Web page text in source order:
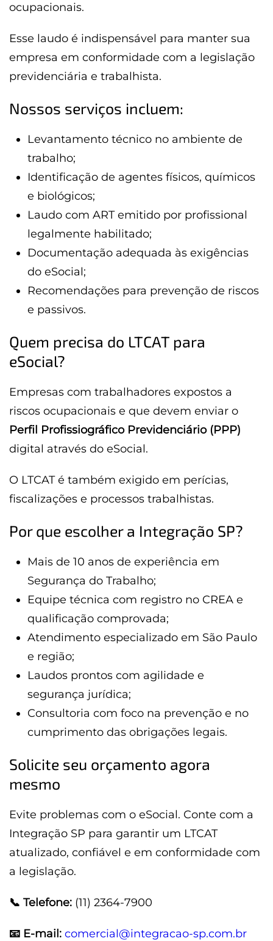
ocupacionais.
Esse laudo é indispensável para manter sua
empresa em conformidade com a legislação
previdenciária e trabalhista.
Nossos serviços incluem:
Levantamento técnico no ambiente de
trabalho;
Identificação de agentes físicos, químicos
e biológicos;
Laudo com ART emitido por profissional
legalmente habilitado;
Documentação adequada às exigências
do eSocial;
Recomendações para prevenção de riscos
e passivos.
Quem precisa do LTCAT para
eSocial?
Empresas com trabalhadores expostos a
riscos ocupacionais e que devem enviar o
Perfil Profissiográfico Previdenciário (PPP)
digital através do eSocial.
O LTCAT é também exigido em perícias,
fiscalizações e processos trabalhistas.
Por que escolher a Integração SP?
Mais de 10 anos de experiência em
Segurança do Trabalho;
Equipe técnica com registro no CREA e
qualificação comprovada;
Atendimento especializado em São Paulo
e região;
Laudos prontos com agilidade e
segurança jurídica;
Consultoria com foco na prevenção e no
cumprimento das obrigações legais.
Solicite seu orçamento agora
mesmo
Evite problemas com o eSocial. Conte com a
Integração SP para garantir um LTCAT
atualizado, confiável e em conformidade com
a legislação.
📞 Telefone: (11) 2364-7900
📧 E-mail: comercial@integracao-sp.com.br